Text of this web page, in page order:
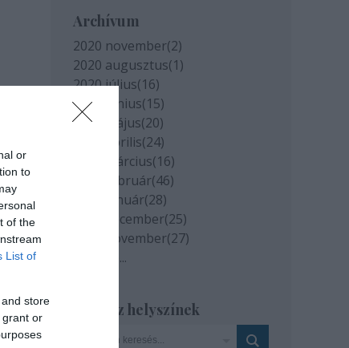
or
to
of the
List of
store
grant or
Archívum
2020 november(2)
2020 augusztus(1)
2020 július(16)
2020 június(15)
2020 május(20)
2020 április(24)
2020 március(16)
2020 február(46)
2020 január(28)
2019 december(25)
2019 november(27)
...
Szinház helyszínek